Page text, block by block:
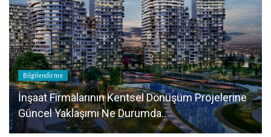
Bilgilendirme
İnşaat Firmalarının Kentsel Dönüşüm Projelerine
Güncel Yaklaşımı Ne Durumda..